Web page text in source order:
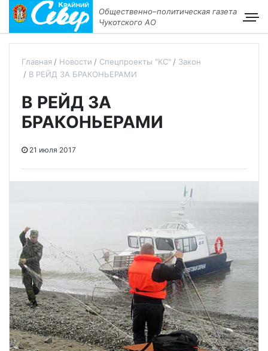
Общественно–политическая газета
Чукотского АО
Главная Новости Спецпроекты "КС"
Закон
В РЕЙД ЗА БРАКОНЬЕРАМИ
В РЕЙД ЗА
БРАКОНЬЕРАМИ
21 июля 2017